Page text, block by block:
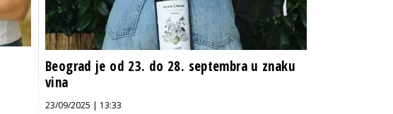
Beograd je od 23. do 28. septembra u znaku
vina
23/09/2025 | 13:33